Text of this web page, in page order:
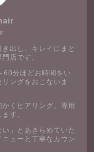
出し、キレイにまと
店です。
60分ほどお時間をい
ングをおこないま
くヒアリング。専用
す。
い」とあきらめていた
ューと丁寧なカウン